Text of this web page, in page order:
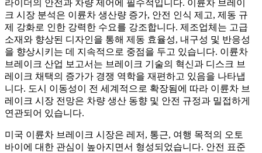
라이더의 안전과 차량 제어에 필수적입니다. 이륜차 브레이
크 시장 분석은 이륜차 생산량 증가, 안전 인식 제고, 제동 규
제 강화로 인한 강력한 수요를 강조합니다. 제조업체는 고급
소재와 향상된 디자인을 통해 제동 효율성, 내구성 및 반응성
을 향상시키는 데 지속적으로 중점을 두고 있습니다. 이륜차
브레이크 산업 보고서는 브레이크 기술의 혁신과 디스크 브
레이크 채택의 증가가 경쟁 역학을 재편하고 있음을 나타냅
니다. 도시 이동성이 전 세계적으로 확장됨에 따라 이륜차 브
레이크 시장 전망은 차량 생산 동향 및 안전 규정과 밀접하게
연관되어 있습니다.
미국 이륜차 브레이크 시장은 레저, 통근, 여행 목적의 오토
바이에 대한 관심이 높아지면서 형성되었습니다. 안전 표준